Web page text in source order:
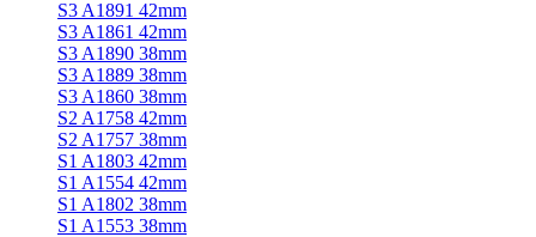
S3 A1891 42mm
S3 A1861 42mm
S3 A1890 38mm
S3 A1889 38mm
S3 A1860 38mm
S2 A1758 42mm
S2 A1757 38mm
S1 A1803 42mm
S1 A1554 42mm
S1 A1802 38mm
S1 A1553 38mm